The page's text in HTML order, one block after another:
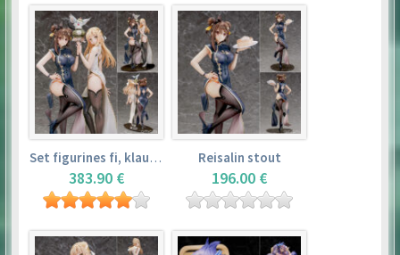
Set figurines fi, klaudia valentz, reisalin stout
383.90 €
Reisalin stout
196.00 €